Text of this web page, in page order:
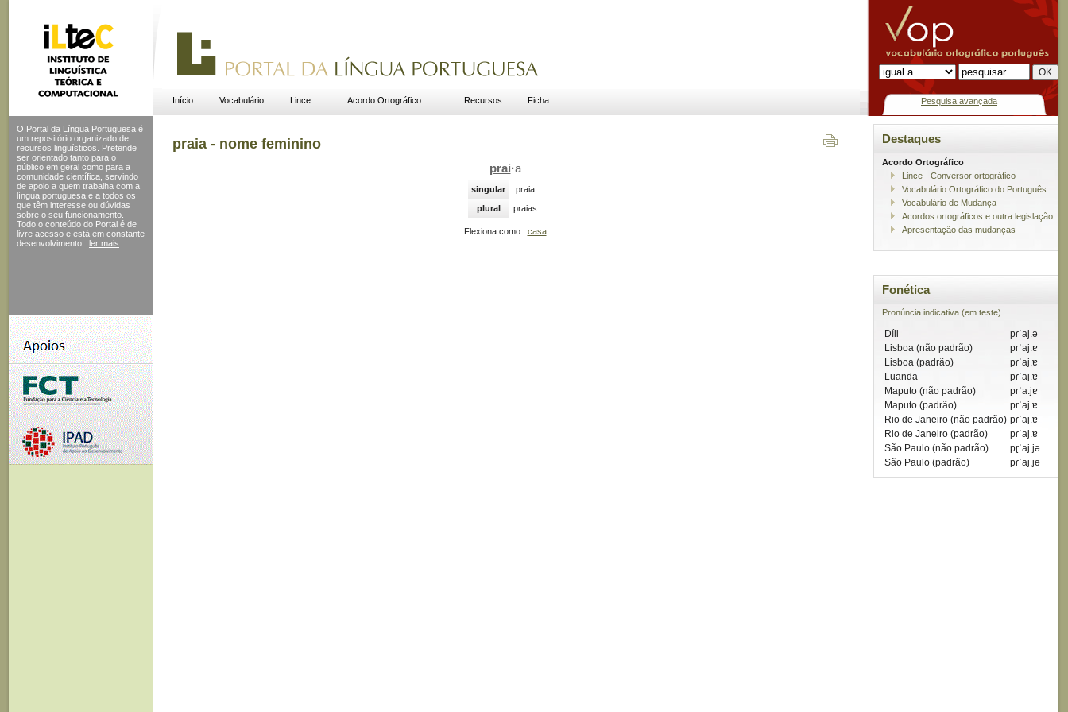
Início Vocabulário Lince Acordo Ortográfico Recursos Ficha Pesquisa avançada
O Portal da Língua Portuguesa é
um repositório organizado de
recursos linguísticos. Pretende
ser orientado tanto para o
público em geral como para a
comunidade científica, servindo
de apoio a quem trabalha com a
língua portuguesa e a todos os
que têm interesse ou dúvidas
sobre o seu funcionamento.
Todo o conteúdo do Portal é de
livre acesso e está em constante
desenvolvimento.
ler mais
praia - nome feminino
prai·a
singular
praia
plural
praias
Flexiona como : casa
Destaques
Acordo Ortográfico
Lince - Conversor ortográfico
Vocabulário Ortográfico do Português
Vocabulário de Mudança
Acordos ortográficos e outra legislação
Apresentação das mudanças
Fonética
Pronúncia indicativa (em teste)
Díli
pɾˈaj.ə
Lisboa (não padrão)
pɾˈaj.ɐ
Lisboa (padrão)
pɾˈaj.ɐ
Luanda
pɾˈaj.ɐ
Maputo (não padrão)
prˈa.jɐ
Maputo (padrão)
prˈaj.ɐ
Rio de Janeiro (não padrão) pɾˈaj.ɐ
Rio de Janeiro (padrão)
pɾˈaj.ɐ
São Paulo (não padrão)
pɽˈaj.jə
São Paulo (padrão)
pɾˈaj.jə